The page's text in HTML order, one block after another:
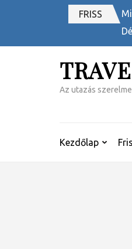
(Press
FRISS
Az utazás
Kezdőlap